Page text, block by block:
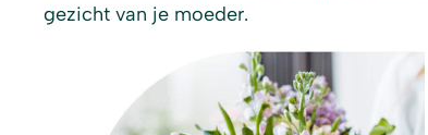
gezicht van je moeder.